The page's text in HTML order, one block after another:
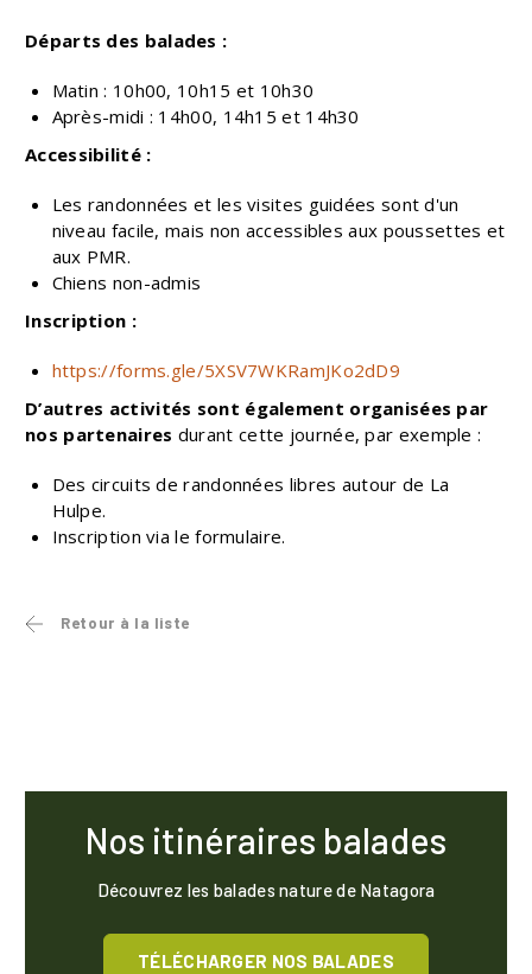
Départs des balades :
Matin : 10h00, 10h15 et 10h30
Après-midi : 14h00, 14h15 et 14h30
Accessibilité :
Les randonnées et les visites guidées sont d'un
niveau facile, mais non accessibles aux poussettes et
aux PMR.
Chiens non-admis
Inscription :
https://forms.gle/5XSV7WKRamJKo2dD9
D’autres activités sont également organisées par
nos partenaires durant cette journée, par exemple :
Des circuits de randonnées libres autour de La
Hulpe.
Inscription via le formulaire.
Retour à la liste
Nos itinéraires balades
Découvrez les balades nature de Natagora
TÉLÉCHARGER NOS BALADES